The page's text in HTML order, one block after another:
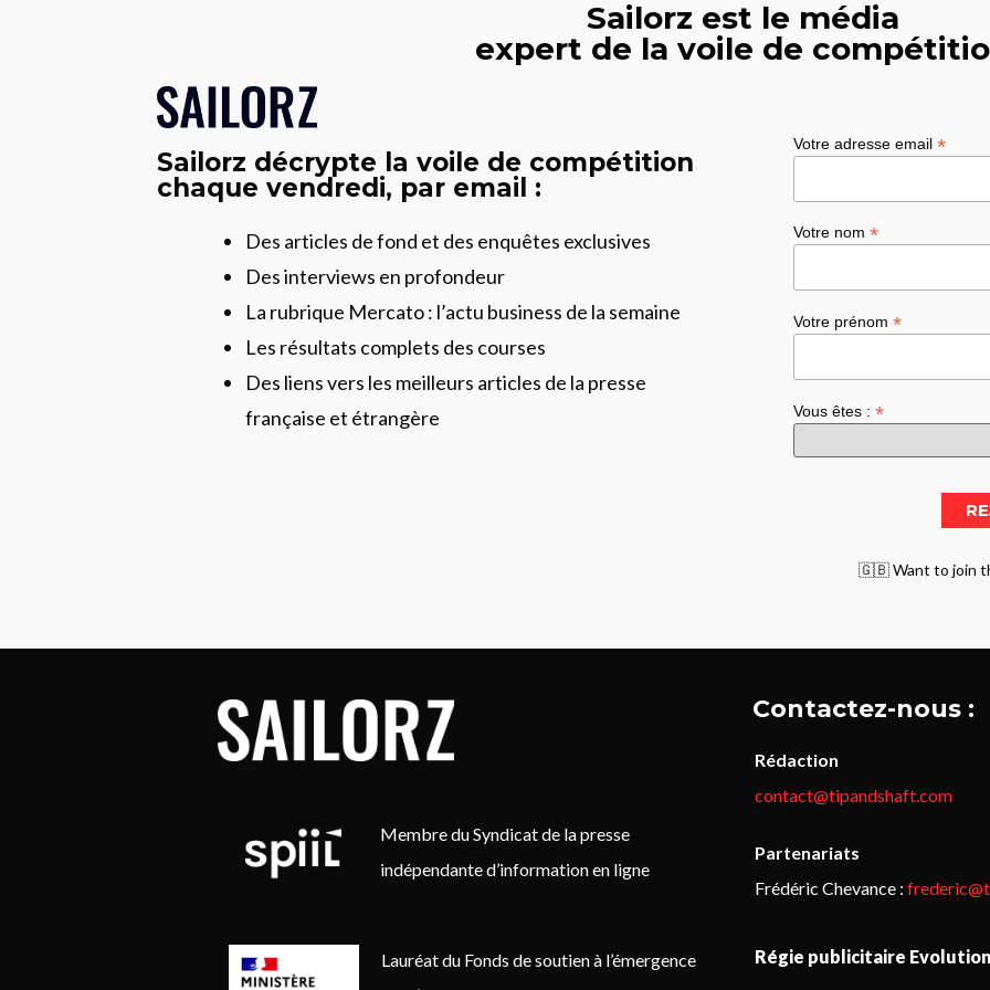
Sailorz est le média
expert de la voile de
Sailorz décrypte la voile de compétition
chaque vendredi, par email :
Des articles de fond et des enquêtes exclusives
Des interviews en profondeur
La rubrique Mercato : l’actu business de la semaine
Les résultats complets des courses
Des liens vers les meilleurs articles de la presse
française et étrangère
Votre adresse email *
Votre nom *
Votre prénom *
Vous êtes : *
🇬🇧 Want to join
Membre du Syndicat de la presse
indépendante d’information en ligne
Lauréat du Fonds de soutien à l’émergence
Contactez-nous :
Rédaction
contact@tipandshaft.com
Partenariats
Frédéric Chevance :
Régie publicitaire